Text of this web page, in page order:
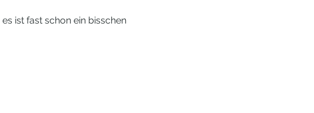
ist fast schon ein bisschen